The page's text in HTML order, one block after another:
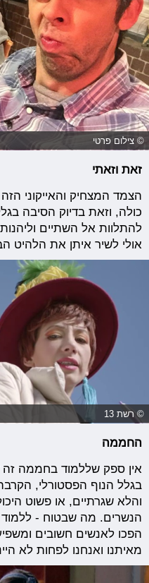
© צילום פרטי
זאת וזאתי
הצמד המצחיק והאייקוני
כולה, וזאת בדיוק הסיבה
להתלוות אל השתיים
אולי לשיר איתן את
© רשת 13
החממה
אין ספק שללמוד בחממה
בגלל הנוף הפסטורלי,
והלא שגרתיים, או פשוט
הנשרים. מה שבטוח - ללמוד
הפכו לאנשים חשובים
מאיתנו ואנחנו לפחות לא